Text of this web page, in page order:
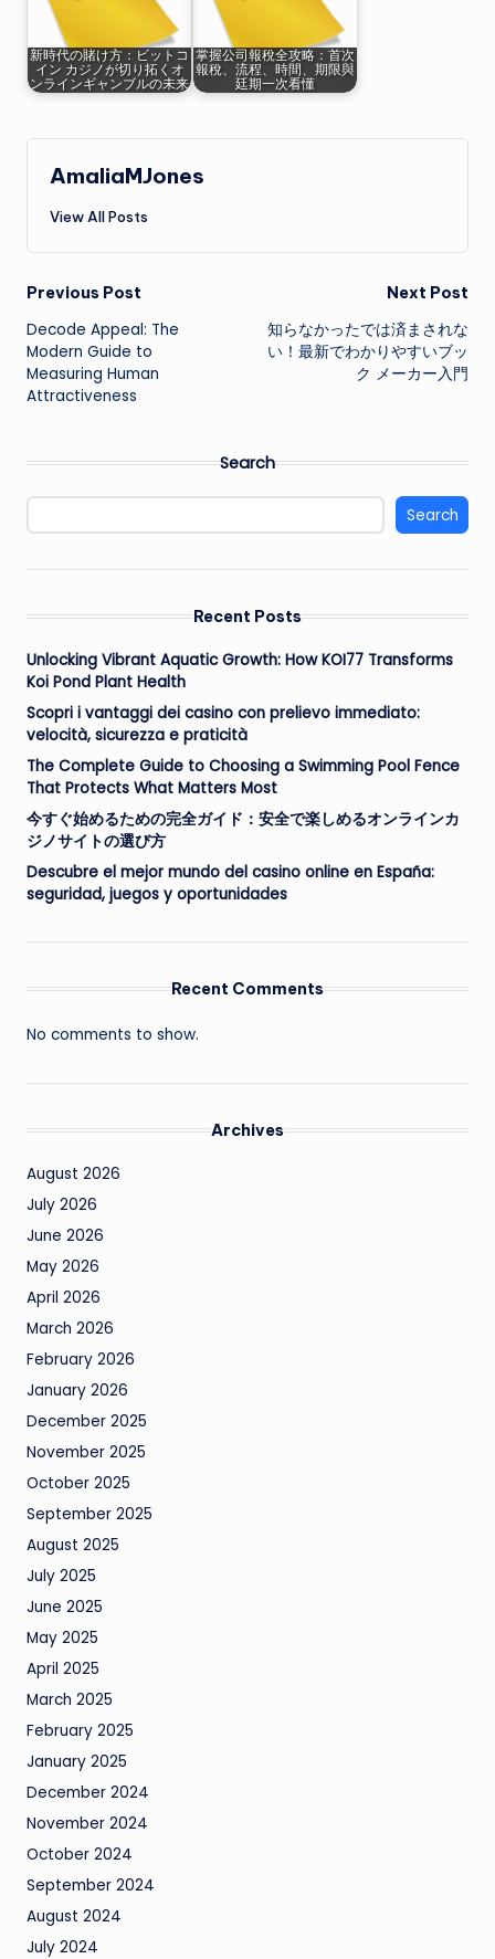
新時代の賭け方：ビットコ
イン カジノが切り拓くオ
ンラインギャンブルの未来
掌握公司報稅全攻略：首次
報稅、流程、時間、期限與
廷期一次看懂
AmaliaMJones
View All Posts
Post
navigation
Previous Post
Decode Appeal: The
Modern Guide to
Measuring Human
Attractiveness
Next Post
知らなかったでは済まされな
い！最新でわかりやすいブッ
ク メーカー入門
Search
Search
Recent Posts
Unlocking Vibrant Aquatic Growth: How KOI77 Transforms
Koi Pond Plant Health
Scopri i vantaggi dei casino con prelievo immediato:
velocità, sicurezza e praticità
The Complete Guide to Choosing a Swimming Pool Fence
That Protects What Matters Most
今すぐ始めるための完全ガイド：安全で楽しめるオンラインカ
ジノサイトの選び方
Descubre el mejor mundo del casino online en España:
seguridad, juegos y oportunidades
Recent Comments
No comments to show.
Archives
August 2026
July 2026
June 2026
May 2026
April 2026
March 2026
February 2026
January 2026
December 2025
November 2025
October 2025
September 2025
August 2025
July 2025
June 2025
May 2025
April 2025
March 2025
February 2025
January 2025
December 2024
November 2024
October 2024
September 2024
August 2024
July 2024